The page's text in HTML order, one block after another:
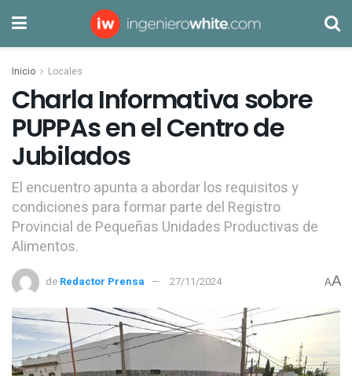
Inicio Locales
Charla Informativa sobre
PUPPAs en el Centro de
Jubilados
El encuentro apunta a abordar los requisitos y
condiciones para formar parte del Registro
Provincial de Pequeñas Unidades Productivas de
Alimentos.
de Redactor Prensa 27/11/2024 AA